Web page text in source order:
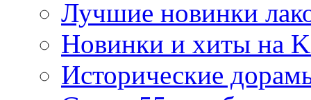
Лучшие новинки
Новинки и хиты на
Исторические